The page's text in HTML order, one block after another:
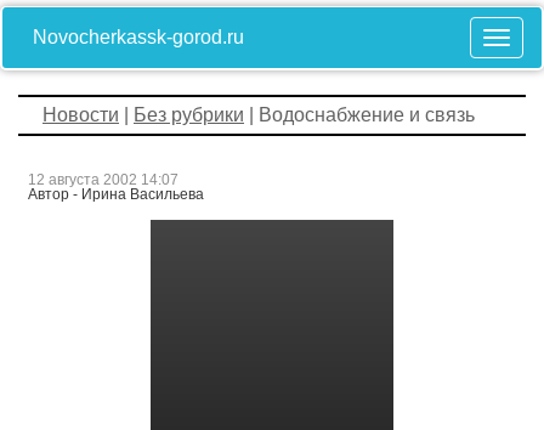
Novocherkassk-gorod.ru
Новости Без рубрики | Водоснабжение и связь
12 августа 2002 14:07
Автор - Ирина Васильева